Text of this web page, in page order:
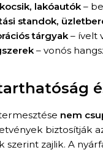
lakóautók–
standok,
tárgyak– ívelt
– vonós
nem
biztosítják
szerint zajlik. A